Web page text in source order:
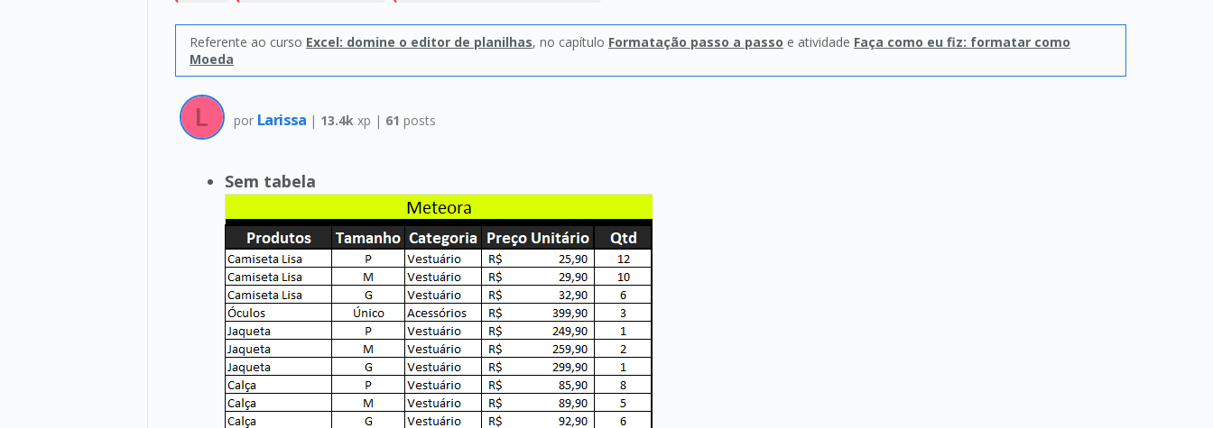
Referente ao curso Excel: domine o editor de planilhas, no capítulo Formatação passo a passo e atividade Faça como eu fiz: formatar como
Moeda
por Larissa | 13.4k xp | 61 posts
Sem tabela